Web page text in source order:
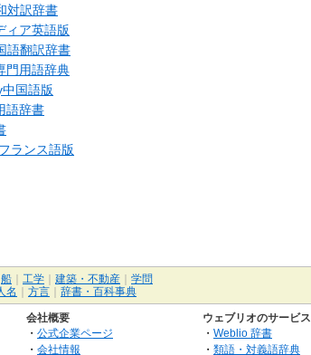
対訳辞書
ィア英語版
語翻訳辞書
門用語辞典
国語版
語辞書
ランス語版
船 工学 建築・不動産
学問
名 方言 辞書・百科事典
会社概要
・ 公式企業ページ
・ 会社情報
ウェブリオのサービス
・ Weblio 辞書
・ 類語・対義語辞典